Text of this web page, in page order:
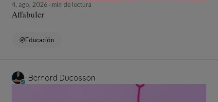
4, ago, 2026 min de lectura
Affabuler
Educación
Bernard Ducosson